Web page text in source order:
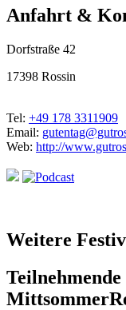
Anfahrt &
Dorfstraße 42
17398 Rossin
Tel: +49 178 3311909
Email:
Web: http://
Weitere